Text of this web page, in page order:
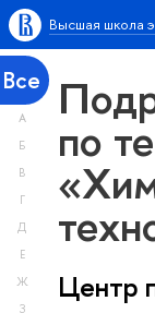
Высшая школа
Все
А
Б
В
Г
Д
Е
Ж
З
по
Центр